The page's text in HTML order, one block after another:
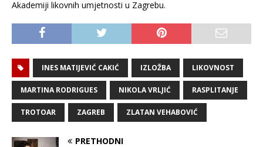
Akademiji likovnih umjetnosti u Zagrebu.
INES MATIJEVIĆ CAKIĆ IZLOŽBA LIKOVNOST
MARTINA RODRIGUES NIKOLA VRLJIĆ RASPLITANJE
TROTOAR ZAGREB ZLATAN VEHABOVIĆ
PRETHODNI